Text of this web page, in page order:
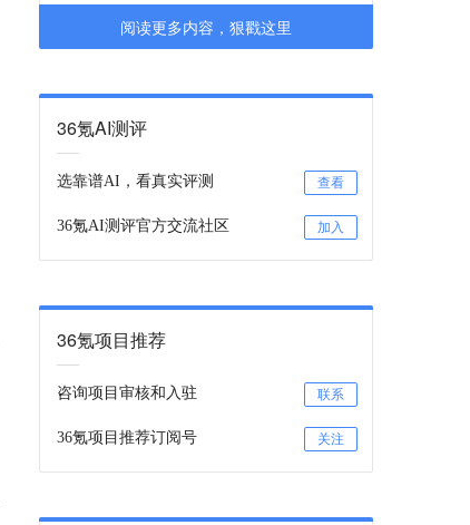
阅读更多内容，狠戳这里
36氪AI测评
选靠谱AI，看真实评测 查看
36氪AI测评官方交流社区 加入
36氪项目推荐
咨询项目审核和入驻 联系
36氪项目推荐订阅号 关注